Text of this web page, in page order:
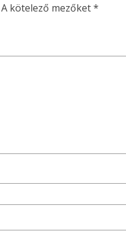
A kötelező mezőket*